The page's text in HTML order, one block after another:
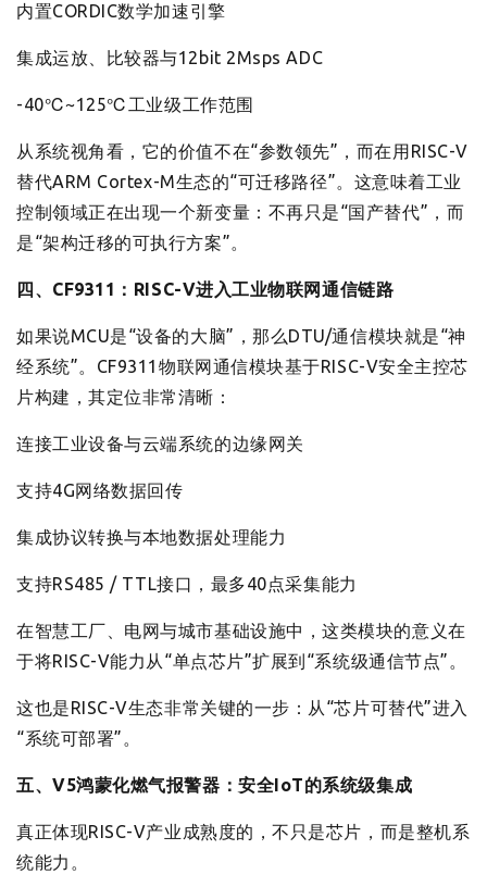
内置CORDIC数学加速引擎
集成运放、比较器与12bit 2Msps ADC
-40℃~125℃工业级工作范围
从系统视角看，它的价值不在“参数领先”，而在用RISC-V
替代ARM Cortex-M生态的“可迁移路径”。这意味着工业
控制领域正在出现一个新变量：不再只是“国产替代”，而
是“架构迁移的可执行方案”。
四、CF9311：RISC-V进入工业物联网通信链路
如果说MCU是“设备的大脑”，那么DTU/通信模块就是“神
经系统”。CF9311物联网通信模块基于RISC-V安全主控芯
片构建，其定位非常清晰：
连接工业设备与云端系统的边缘网关
支持4G网络数据回传
集成协议转换与本地数据处理能力
支持RS485 / TTL接口，最多40点采集能力
在智慧工厂、电网与城市基础设施中，这类模块的意义在
于将RISC-V能力从“单点芯片”扩展到“系统级通信节点”。
这也是RISC-V生态非常关键的一步：从“芯片可替代”进入
“系统可部署”。
五、V5鸿蒙化燃气报警器：安全IoT的系统级集成
真正体现RISC-V产业成熟度的，不只是芯片，而是整机系
统能力。